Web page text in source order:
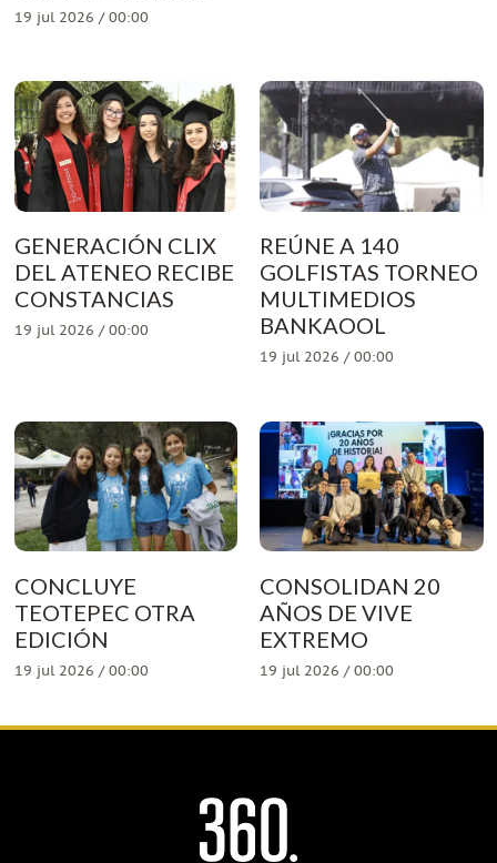
19 jul 2026 / 00:00
GENERACIÓN CLIX
DEL ATENEO RECIBE
CONSTANCIAS
19 jul 2026 / 00:00
REÚNE A 140
GOLFISTAS TORNEO
MULTIMEDIOS
BANKAOOL
19 jul 2026 / 00:00
CONCLUYE
TEOTEPEC OTRA
EDICIÓN
19 jul 2026 / 00:00
CONSOLIDAN 20
AÑOS DE VIVE
EXTREMO
19 jul 2026 / 00:00